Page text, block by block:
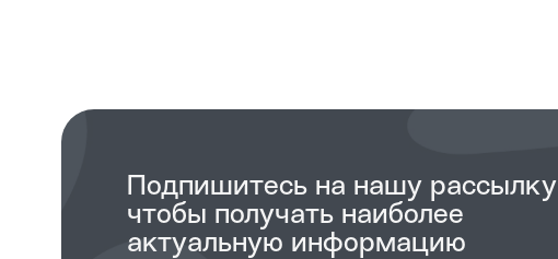
Подпишитесь на нашу рассылку
чтобы получать наиболее
актуальную информацию